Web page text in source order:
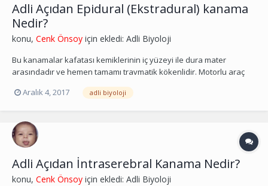
Adli Açıdan Epidural (Ekstradural) kanama
Nedir?
konu, Cenk Önsoy için ekledi: Adli Biyoloji
Bu kanamalar kafatası kemiklerinin iç yüzeyi ile dura mater
arasındadır ve hemen tamamı travmatik kökenlidir. Motorlu araç
rastlanılmaktadır. Bu kanamalar sıklıkla kafatası kırıklarına eşlik
Aralık 4, 2017 adli biyoloji
Adli Açıdan İntraserebral Kanama Nedir?
konu, Cenk Önsoy için ekledi: Adli Biyoloji